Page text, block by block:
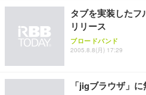
ョン PCチェア 通気
務用 おしゃれ パソコ
￥7,680
ANDWINT オフィス
ッシュ 通気性 ランバ
勤務 ブラック
￥15,800
【MiniLED/24.5inch/
HOOTER Gaming
￥3,670
アイリスオーヤマ ペ
ュラー 200枚入【
タブを実装した
リリース
ブロードバンド
2005.8.8(月) 17:29
「jigブラウザ」